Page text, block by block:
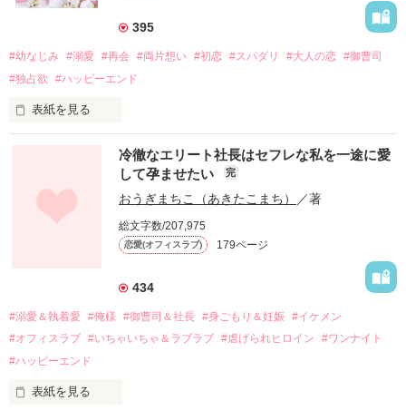
395
#幼なじみ #溺愛 #再会 #両片想い #初恋 #スパダリ #大人の恋 #御曹司
#独占欲
#ハッピーエンド
表紙を見る
幼なじみの哲平に淡い恋心を抱いていた美桜。
しかし、ある出来事をきっかけに二人の関係は壊れてしまう。
関係修復もできないまま、美桜は両親の離婚によって
引っ越すことになり、哲平とも離れ離れになった。
それから約十二年後。
過去の傷から、二度と会いたくないと思っていた哲平に
運命のような再会を果たす。
酔った勢いで一夜を共にしてしまった。
さらに、美桜が初めてだと知った哲平は
冷徹なエリート社長はセフレな私を一途に愛
して孕ませたい
完
おうぎまちこ（あきたこまち） ／著
総文字数/207,975
恋愛(オフィスラブ) 179ページ
434
#溺愛＆執着愛 #俺様 #御曹司＆社長 #身ごもり＆妊娠 #イケメン
#オフィスラブ #いちゃいちゃ＆ラブラブ #虐げられヒロイン
#ワンナイト
#ハッピーエンド
表紙を見る